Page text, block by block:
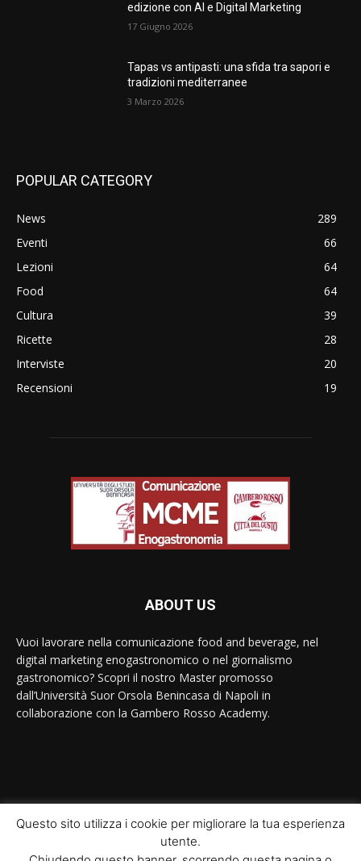
edizione con AI e Digital Marketing
17 Giugno 2026
Tapas vs antipasti: una sfida tra sapori e
tradizioni mediterranee
3 Marzo 2026
POPULAR CATEGORY
News
289
Eventi
66
Lezioni
64
Food
64
Cultura
39
Ricette
28
Interviste
20
Recensioni
19
ABOUT US
Vuoi lavorare nella comunicazione food and beverage, nel
digital marketing enogastronomico o nel giornalismo
gastronomico? Scopri il nostro Master promosso
dall’Università Suor Orsola Benincasa di Napoli in
collaborazione con la Gambero Rosso Academy.
© Newspaper WordPress Theme by TagDiv
Questo sito utilizza i cookie per migliorare la tua esperienza
utente.